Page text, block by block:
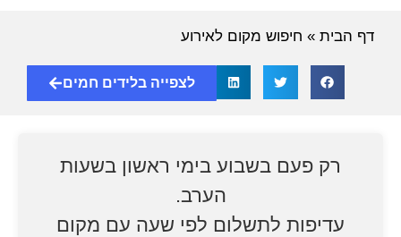
דף הבית » חיפוש מקום לאירוע
לצפייה בלידים חמים
רק פעם בשבוע בימי ראשון בשעות
הערב.
עדיפות לתשלום לפי שעה עם מקום